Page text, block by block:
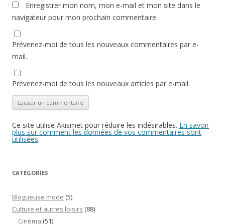
Enregistrer mon nom, mon e-mail et mon site dans le
navigateur pour mon prochain commentaire.
Prévenez-moi de tous les nouveaux commentaires par e-
mail.
Prévenez-moi de tous les nouveaux articles par e-mail.
Ce site utilise Akismet pour réduire les indésirables. En savoir
plus sur comment les données de vos commentaires sont
utilisées.
CATÉGORIES
Blogueuse mode (5)
Culture et autres loisirs (88)
Cinéma (51)